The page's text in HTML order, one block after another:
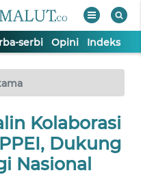
serbi Opini Indeks
Kolaborasi
Dukung
Nasional